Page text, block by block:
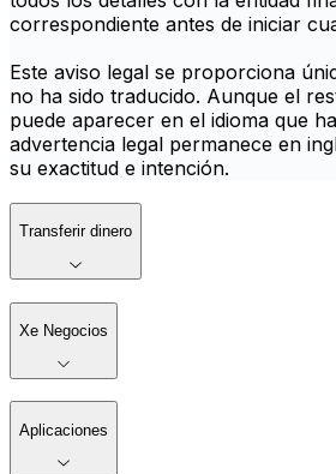
correspondiente antes de iniciar
Este aviso legal se proporciona
no ha sido traducido. Aunque el
puede aparecer en el idioma que
advertencia legal permanece en
su exactitud e intención.
Transferir dinero
Xe Negocios
Aplicaciones